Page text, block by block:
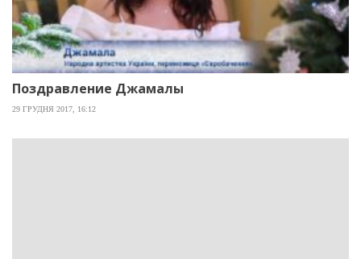
Поздравление Джамалы
29 ГРУДНЯ 2017, 16:12